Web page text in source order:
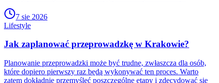
7 sie 2026
Lifestyle
Jak zaplanować przeprowadzkę w Krakowie?
Planowanie przeprowadzki może być trudne, zwłaszcza dla osób,
które dopiero pierwszy raz będą wykonywać ten proces. Warto
zatem dokładnie przemyśleć poszczególne etapy i zdecydować się